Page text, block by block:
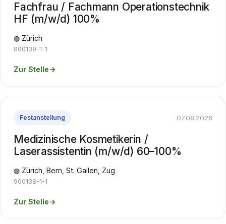
Fachfrau / Fachmann Operationstechnik
HF (m/w/d) 100%
◍ Zürich
900139-1-1
Zur Stelle→
Festanstellung 07.08.2026
Medizinische Kosmetikerin /
Laserassistentin (m/w/d) 60–100%
◍ Zürich, Bern, St. Gallen, Zug
900138-1-1
Zur Stelle→